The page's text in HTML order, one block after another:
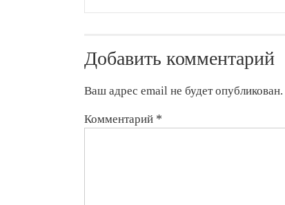
Добавить комментарий
Ваш адрес email не будет опубликован.
Комментарий *